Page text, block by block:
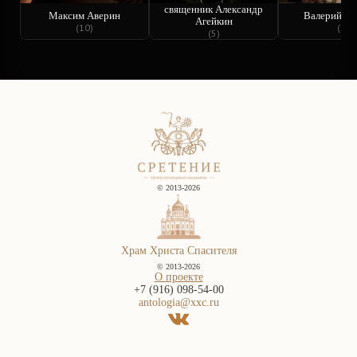
Максим Аверин
(10)
священник Александр
Агейкин
(5)
Валерий
(5)
© 2013-2026
Храм Христа Спасителя
© 2013-2026
О проекте
+7 (916) 098-54-00
antologia@xxc.ru